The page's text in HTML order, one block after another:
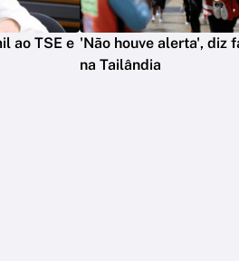
ao TSE e 'Não houve alerta', diz
na Tailândia